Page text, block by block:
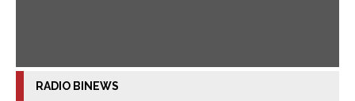
RADIO BINEWS